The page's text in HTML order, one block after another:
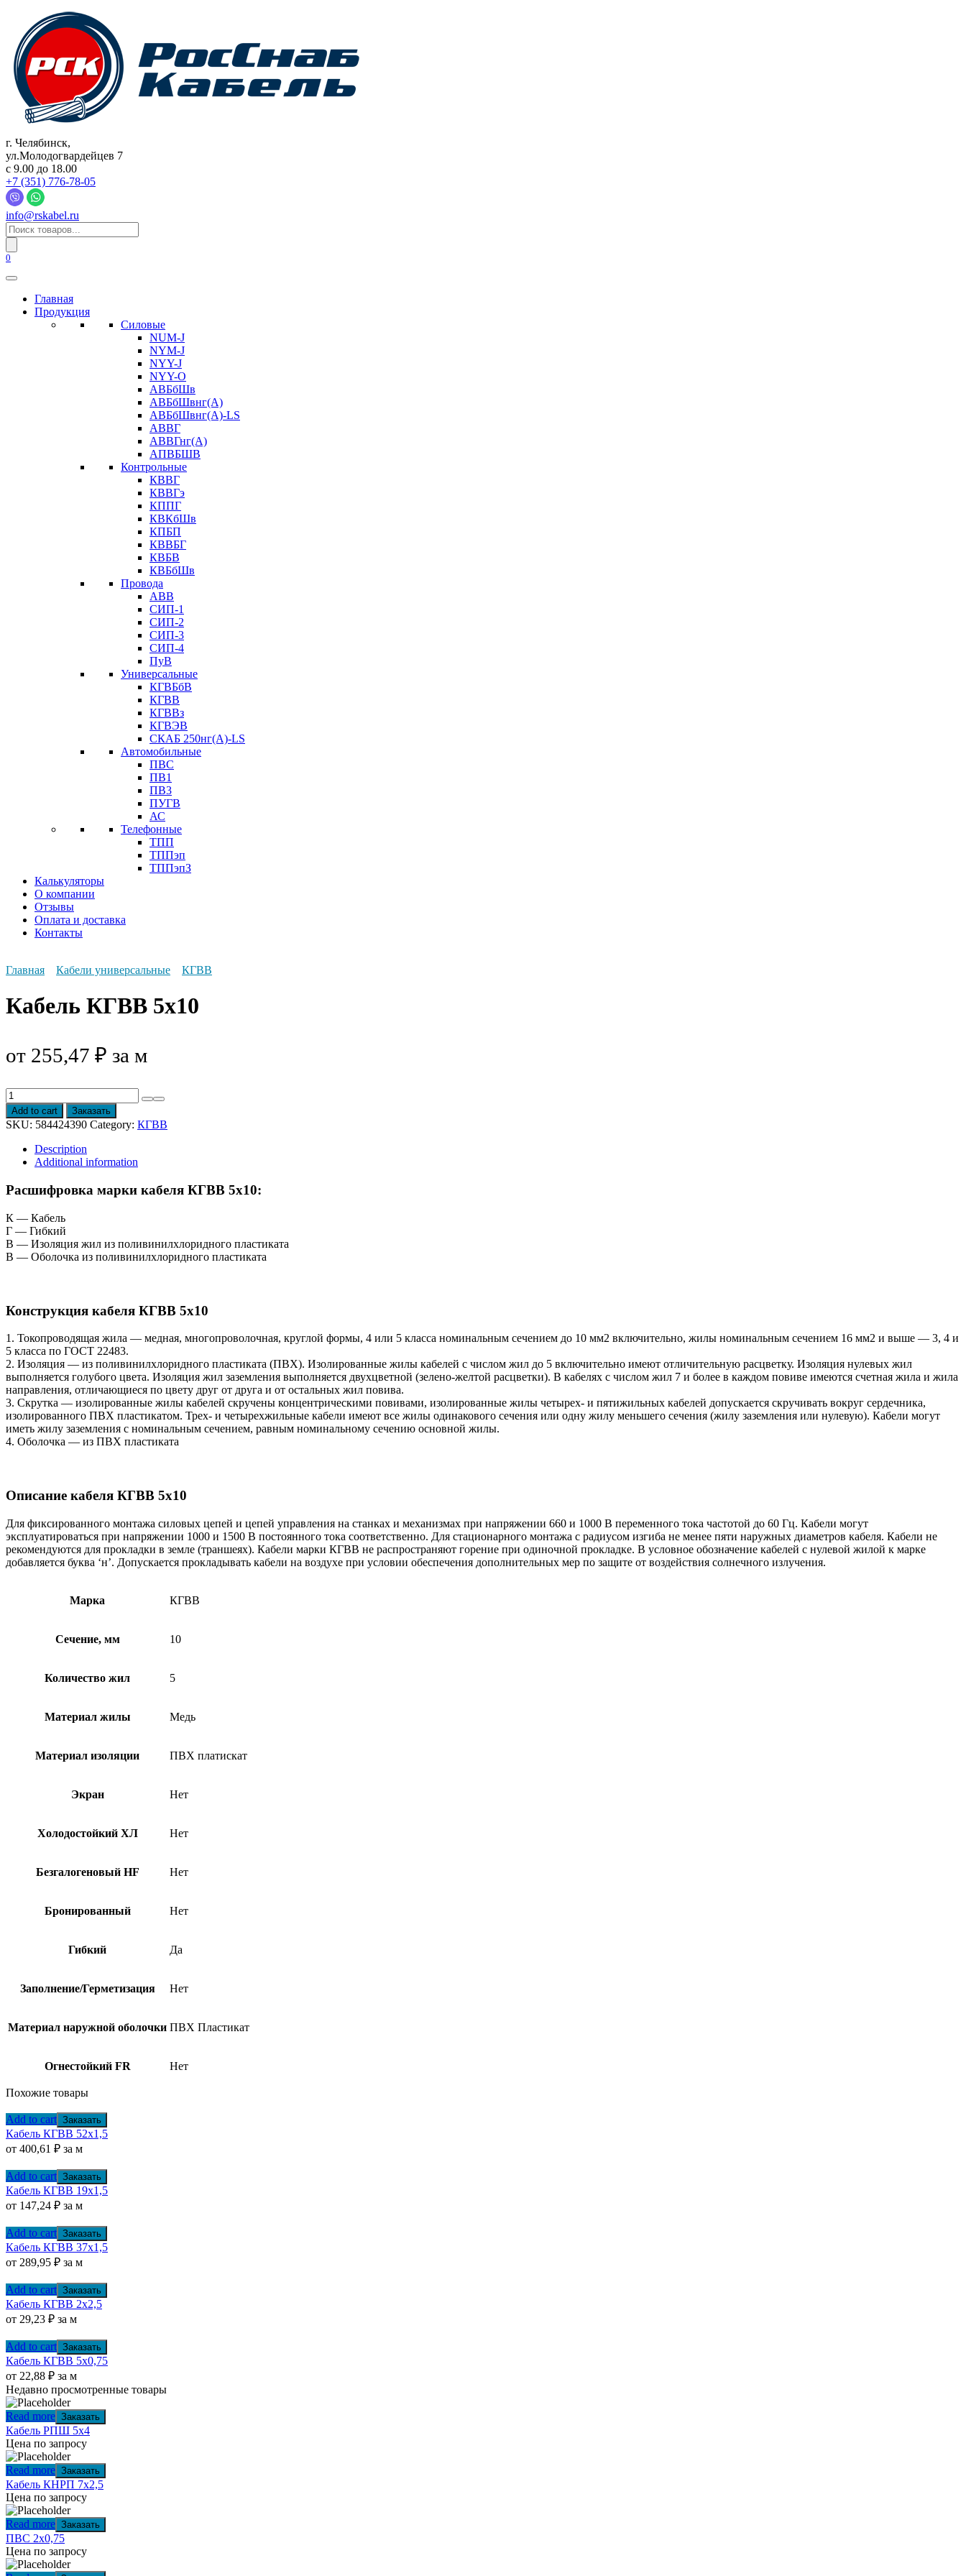
содержанию
г. Челябинск,
ул.Молодогвардейцев 7
c 9.00 до 18.00
+7 (351) 776-78-05
info@rskabel.ru
Поиск
товаров
0
Главная
Продукция
Силовые
NUM-J
NYM-J
NYY-J
NYY-O
АВБбШв
АВБбШвнг(А)
АВБбШвнг(А)-LS
АВВГ
АВВГнг(А)
АПВБШВ
Контрольные
КВВГ
КВВГэ
КППГ
КВКбШв
КПБП
КВВБГ
КВБВ
КВБбШв
Провода
АВВ
СИП-1
СИП-2
СИП-3
СИП-4
ПуВ
Универсальные
КГВБбВ
КГВВ
КГВВз
КГВЭВ
СКАБ 250нг(А)-LS
Автомобильные
ПВС
ПВ1
ПВ3
ПУГВ
АС
Телефонные
ТПП
ТППэп
ТППэпЗ
Калькуляторы
О компании
Отзывы
Оплата и доставка
Контакты
Главная Кабели универсальные КГВВ
Кабель КГВВ 5х10
от 255,47 ₽ за м
Кабель
КГВВ
5х10
quantity
Add to cart Заказать
SKU: 584424390 Category: КГВВ
Description
Additional information
Расшифровка марки кабеля КГВВ 5х10:
К — Кабель
Г — Гибкий
В — Изоляция жил из поливинилхлоридного пластиката
В — Оболочка из поливинилхлоридного пластиката
Конструкция кабеля КГВВ 5х10
1. Токопроводящая жила — медная, многопроволочная, круглой формы, 4 или 5 класса номинальным сечением до 10 мм2 включительно, жилы номинальным сечением 16 мм2 и выше — 3, 4 и
5 класса по ГОСТ 22483.
2. Изоляция — из поливинилхлоридного пластиката (ПВХ). Изолированные жилы кабелей с числом жил до 5 включительно имеют отличительную расцветку. Изоляция нулевых жил
выполняется голубого цвета. Изоляция жил заземления выполняется двухцветной (зелено-желтой расцветки). В кабелях с числом жил 7 и более в каждом повиве имеются счетная жила и жила
направления, отличающиеся по цвету друг от друга и от остальных жил повива.
3. Скрутка — изолированные жилы кабелей скручены концентрическими повивами, изолированные жилы четырех- и пятижильных кабелей допускается скручивать вокруг сердечника,
изолированного ПВХ пластикатом. Трех- и четырехжильные кабели имеют все жилы одинакового сечения или одну жилу меньшего сечения (жилу заземления или нулевую). Кабели могут
иметь жилу заземления с номинальным сечением, равным номинальному сечению основной жилы.
4. Оболочка — из ПВХ пластиката
Описание кабеля КГВВ 5х10
Для фиксированного монтажа силовых цепей и цепей управления на станках и механизмах при напряжении 660 и 1000 В переменного тока частотой до 60 Гц. Кабели могут
эксплуатироваться при напряжении 1000 и 1500 В постоянного тока соответственно. Для стационарного монтажа с радиусом изгиба не менее пяти наружных диаметров кабеля. Кабели не
рекомендуются для прокладки в земле (траншеях). Кабели марки КГВВ не распространяют горение при одиночной прокладке. В условное обозначение кабелей с нулевой жилой к марке
добавляется буква ‘н’. Допускается прокладывать кабели на воздухе при условии обеспечения дополнительных мер по защите от воздействия солнечного излучения.
Марка КГВВ
Сечение, мм 10
Количество жил 5
Материал жилы Медь
Материал изоляции ПВХ платискат
Экран Нет
Холодостойкий ХЛ Нет
Безгалогеновый HF Нет
Бронированный Нет
Гибкий Да
Заполнение/Герметизация Нет
Материал наружной оболочки ПВХ Пластикат
Огнестойкий FR Нет
Похожие товары
Add to cart Заказать
Кабель КГВВ 52х1,5
от 400,61 ₽ за м
Add to cart Заказать
Кабель КГВВ 19х1,5
от 147,24 ₽ за м
Add to cart Заказать
Кабель КГВВ 37х1,5
от 289,95 ₽ за м
Add to cart Заказать
Кабель КГВВ 2х2,5
от 29,23 ₽ за м
Add to cart Заказать
Кабель КГВВ 5х0,75
от 22,88 ₽ за м
Недавно просмотренные товары
Read more Заказать
Кабель РПШ 5х4
Цена по запросу
Read more Заказать
Кабель КНРП 7х2,5
Цена по запросу
Read more Заказать
ПВС 2х0,75
Цена по запросу